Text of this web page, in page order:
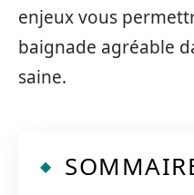
enjeux vous
baignade agréable
saine.